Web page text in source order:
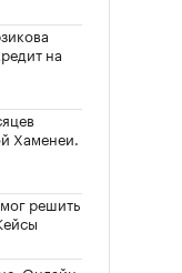
на
Хаменеи.
решить